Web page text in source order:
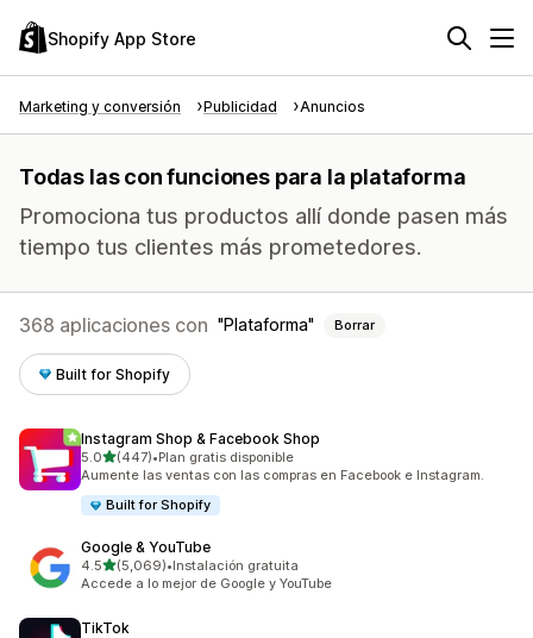
Shopify App Store
Marketing y conversión Publicidad Anuncios
Todas las con funciones para la plataforma
Promociona tus productos allí donde pasen más
tiempo tus clientes más prometedores.
368 aplicaciones con Plataforma Borrar
Built for Shopify
Instagram Shop & Facebook Shop
5.0de 5 estrellas
(447)
447 reseñas en total
•Plan gratis disponible
Aumente las ventas con las compras en Facebook e Instagram.
Built for Shopify
Google & YouTube
4.5de 5 estrellas
(5,069)
5069 reseñas en total
•Instalación gratuita
Accede a lo mejor de Google y YouTube
TikTok